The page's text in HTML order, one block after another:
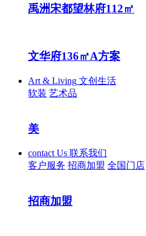
禹洲宋都望林府112㎡
文华府136㎡A方案
Art & Living 文创生活
软装 艺术品
contact Us 联系我们
客户服务 招商加盟 全国门店
招商加盟